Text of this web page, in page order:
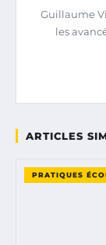
Guillaume
les
ARTICLES
PRATIQUES